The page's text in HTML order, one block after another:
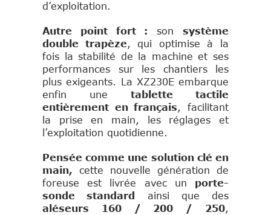
d’exploitation.
Autre point fort : sonsystème
double trapèze, qui optimise à la
fois la stabilité de la machine et ses
performances sur les chantiers les
plus exigeants. La XZ230E embarque
enfin une tablette tactile
entièrement en français, facilitant
la prise en main, les réglages et
l’exploitation quotidienne.
Pensée comme une solution clé en
main, cette nouvelle génération de
foreuse est livrée avec un porte-
sonde standard
ainsi que des
aléseurs 160 / 200 / 250,